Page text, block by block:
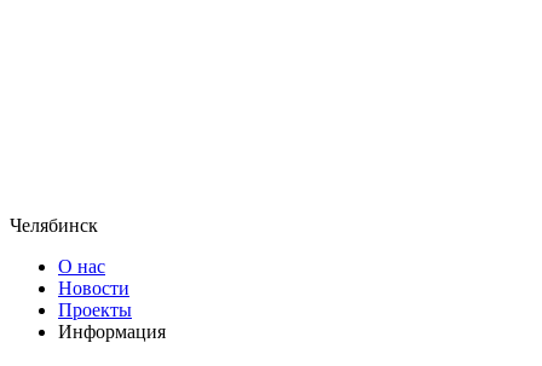
Челябинск
О нас
Новости
Проекты
Информация